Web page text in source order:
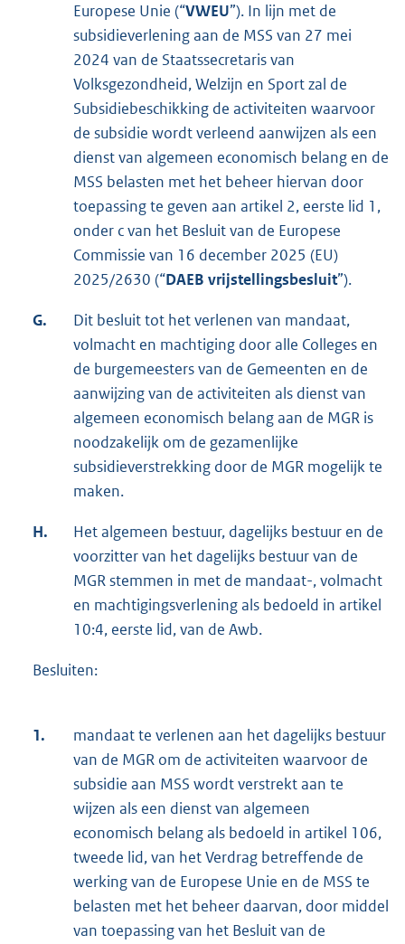
Europese Unie (“VWEU”). In lijn met de
subsidieverlening aan de MSS van 27 mei
2024 van de Staatssecretaris van
Volksgezondheid, Welzijn en Sport zal de
Subsidiebeschikking de activiteiten waarvoor
de subsidie wordt verleend aanwijzen als een
dienst van algemeen economisch belang en de
MSS belasten met het beheer hiervan door
toepassing te geven aan artikel 2, eerste lid 1,
onder c van het Besluit van de Europese
Commissie van 16 december 2025 (EU)
2025/2630 (“DAEB vrijstellingsbesluit”).
G.
Dit besluit tot het verlenen van mandaat,
volmacht en machtiging door alle Colleges en
de burgemeesters van de Gemeenten en de
aanwijzing van de activiteiten als dienst van
algemeen economisch belang aan de MGR is
noodzakelijk om de gezamenlijke
subsidieverstrekking door de MGR mogelijk te
maken.
H.
Het algemeen bestuur, dagelijks bestuur en de
voorzitter van het dagelijks bestuur van de
MGR stemmen in met de mandaat-, volmacht
en machtigingsverlening als bedoeld in artikel
10:4, eerste lid, van de Awb.
Besluiten:
1.
mandaat te verlenen aan het dagelijks bestuur
van de MGR om de activiteiten waarvoor de
subsidie aan MSS wordt verstrekt aan te
wijzen als een dienst van algemeen
economisch belang als bedoeld in artikel 106,
tweede lid, van het Verdrag betreffende de
werking van de Europese Unie en de MSS te
belasten met het beheer daarvan, door middel
van toepassing van het Besluit van de